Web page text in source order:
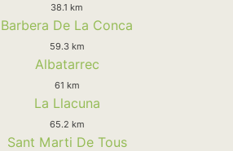
38.1 km
Barbera De La Conca
59.3 km
Albatarrec
61 km
La Llacuna
65.2 km
Sant Marti De Tous